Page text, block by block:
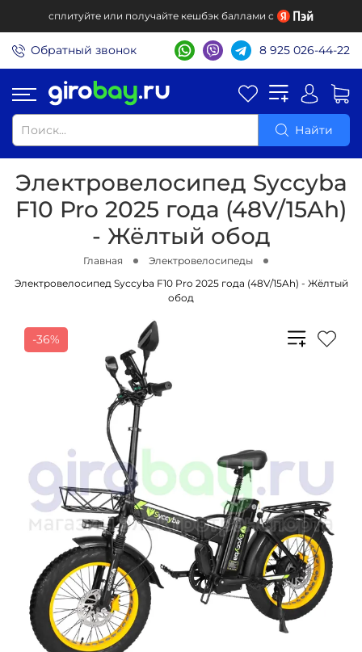
сплитуйте или получайте кешбэк баллами с
Обратный звонок 8 925 026-44-22
Найти
Электровелосипед Syccyba
F10 Pro 2025 года (48V/15Ah)
- Жёлтый обод
Главная
Электровелосипеды
Электровелосипед Syccyba F10 Pro 2025 года (48V/15Ah) - Жёлтый
обод
-36%